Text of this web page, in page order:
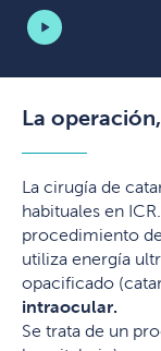
La
La cirugía de
habituales en
procedimiento
utiliza energía
opacificado
intraocular.
Se trata de un